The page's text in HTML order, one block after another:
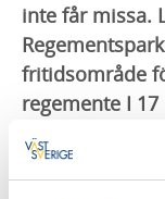
inte får missa.
fritidsområde
regemente I 17
Muséets